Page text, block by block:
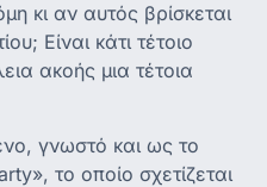
κι αν αυτός βρίσκεται
Είναι κάτι τέτοιο
ακοής μια τέτοια
γνωστό και ως το
το οποίο σχετίζεται